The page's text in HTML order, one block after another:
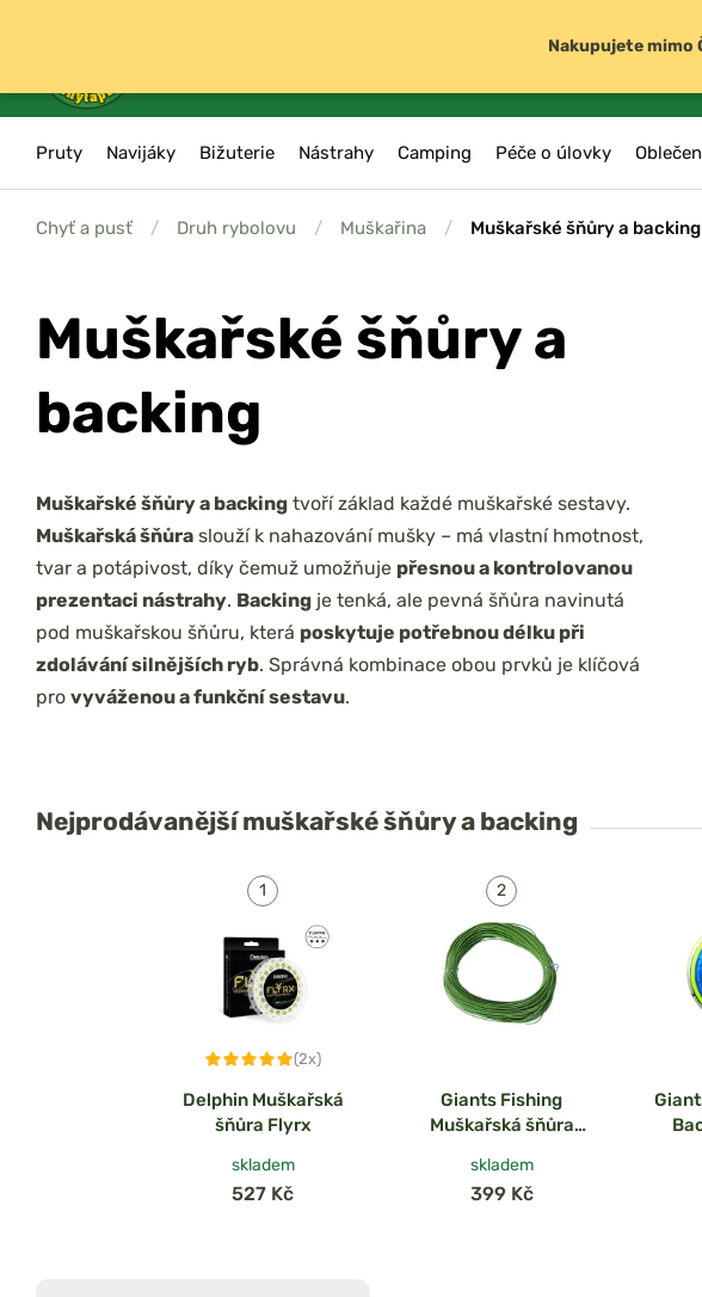
Pruty Navijáky Bižuterie Nástrahy Camping Péče o úlovky
Chyť a pusť / Druh rybolovu / Muškařina / Muškařské šňůry a backing
Muškařské šňůry a
backing
Muškařské šňůry a backing tvoří základ každé muškařské sestavy.
Muškařská šňůra slouží k nahazování mušky – má vlastní hmotnost,
tvar a potápivost, díky čemuž umožňuje přesnou a kontrolovanou
prezentaci nástrahy. Backing je tenká, ale pevná šňůra navinutá
pod muškařskou šňůru, která poskytuje potřebnou délku při
zdolávání silnějších ryb. Správná kombinace obou prvků je klíčová
pro vyváženou a funkční sestavu.
Nejprodávanějšímuškařské šňůry a backing
(2x)
Delphin Muškařská
šňůra Flyrx
skladem
527 Kč
Giants Fishing
Muškařská šňůra
30,5m Olive Green
skladem
399 Kč
Nakupujete mimo